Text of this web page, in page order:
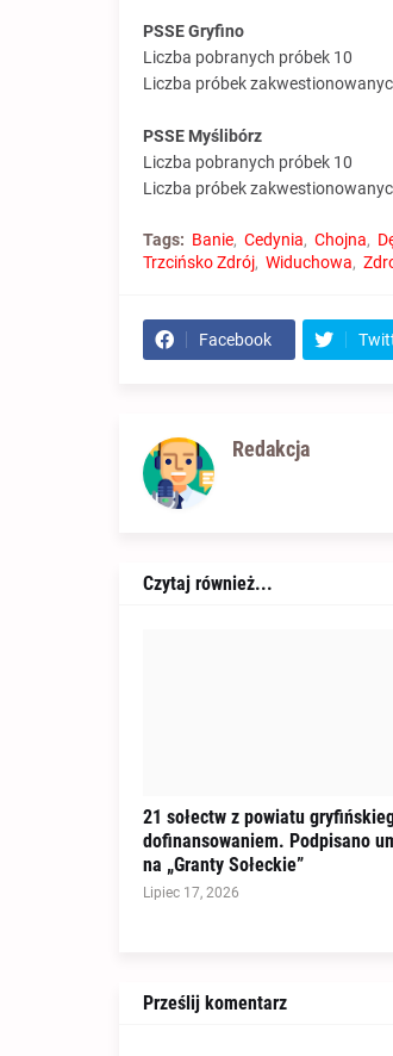
PSSE Gryfino
Liczba pobranych próbek 10
Liczba próbek
PSSE Myślibórz
Liczba pobranych próbek 10
Liczba próbek
Tags: Banie Cedynia Chojna
Trzcińsko Zdrój Widuchowa
Facebook
Redakcja
Czytaj również...
21 sołectw z powiatu
dofinansowaniem. Podpisano
na „Granty Sołeckie”
Lipiec 17, 2026
Prześlij komentarz